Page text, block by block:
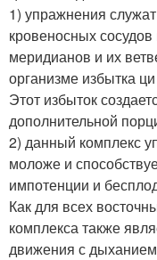
1) упражнения
кровеносных
меридианов и их
организме избытка
Этот избыток
дополнительной
2) данный комплекс
моложе и
импотенции и
Как для всех
комплекса также
движения с